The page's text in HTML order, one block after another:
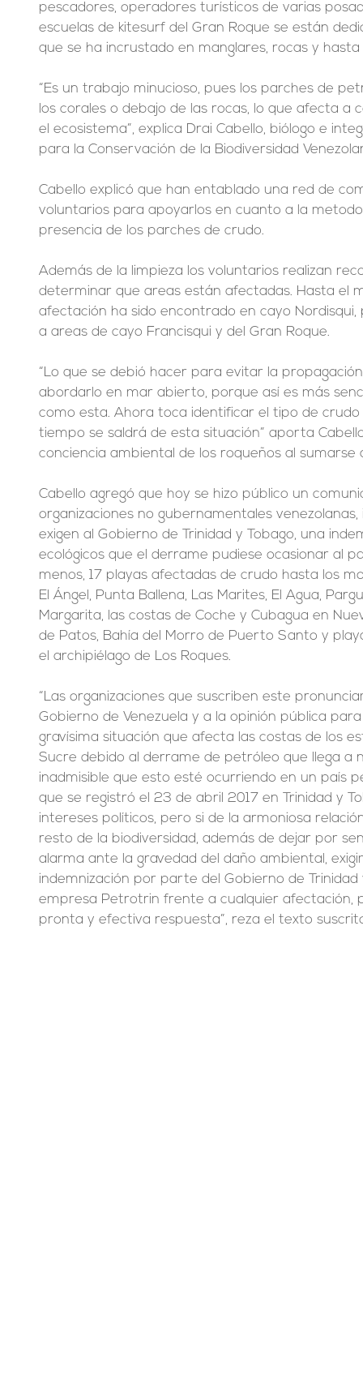
pescadores, operadores turísticos de varias
escuelas de kitesurf del Gran Roque se están
que se ha incrustado en manglares, rocas y
“Es un trabajo minucioso, pues los parches de
los corales o debajo de las rocas, lo que afecta a
el ecosistema”, explica Drai Cabello, biólogo e
para la Conservación de la Biodiversidad
Cabello explicó que han entablado una red de
voluntarios para apoyarlos en cuanto a la
presencia de los parches de crudo.
Además de la limpieza los voluntarios realizan
determinar que areas están afectadas. Hasta el
afectación ha sido encontrado en cayo
a areas de cayo Francisqui y del Gran Roque.
“Lo que se debió hacer para evitar la
abordarlo en mar abierto, porque así es más
como esta. Ahora toca identificar el tipo de
tiempo se saldrá de esta situación” aporta
conciencia ambiental de los roqueños al sumarse
Cabello agregó que hoy se hizo público un
organizaciones no gubernamentales
exigen al Gobierno de Trinidad y Tobago, una
ecológicos que el derrame pudiese ocasionar al
menos, 17 playas afectadas de crudo hasta los
El Ángel, Punta Ballena, Las Marites, El Agua,
Margarita, las costas de Coche y Cubagua en
de Patos, Bahía del Morro de Puerto Santo y
el archipiélago de Los Roques.
“Las organizaciones que suscriben este
Gobierno de Venezuela y a la opinión pública
gravísima situación que afecta las costas de los
Sucre debido al derrame de petróleo que llega a
inadmisible que esto esté ocurriendo en un país
que se registró el 23 de abril 2017 en Trinidad y
intereses políticos, pero si de la armoniosa
resto de la biodiversidad, además de dejar por
alarma ante la gravedad del daño ambiental,
indemnización por parte del Gobierno de
empresa Petrotrin frente a cualquier afectación,
pronta y efectiva respuesta”, reza el texto